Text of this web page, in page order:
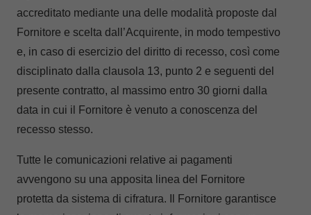
accreditato mediante una delle modalità proposte dal
Fornitore e scelta dall’Acquirente, in modo tempestivo
e, in caso di esercizio del diritto di recesso, così come
disciplinato dalla clausola 13, punto 2 e seguenti del
presente contratto, al massimo entro 30 giorni dalla
data in cui il Fornitore è venuto a conoscenza del
recesso stesso.
Tutte le comunicazioni relative ai pagamenti
avvengono su una apposita linea del Fornitore
protetta da sistema di cifratura. Il Fornitore garantisce